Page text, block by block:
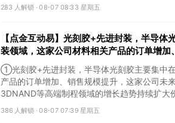
283 人解锁 ·08-07 08:33 星期五
【点金互动易】光刻胶+先进封装，半导体
装领域，这家公司材料相关产品的订单增加
①光刻胶+先进封装，半导体光刻胶主要集中
产品的订单增加、销售规模提升，这家公司未
3DNAND等高端制程领域的增长趋势持续扩大
②华为+高速连接器，这家公司是深耕连接器
品已对接导入国内头部AI服务器厂商，深度绑
386 人解锁 ·08-07 07:39 星期五